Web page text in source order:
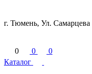
г. Тюмень, Ул. Самарцева
0 0
0
Каталог